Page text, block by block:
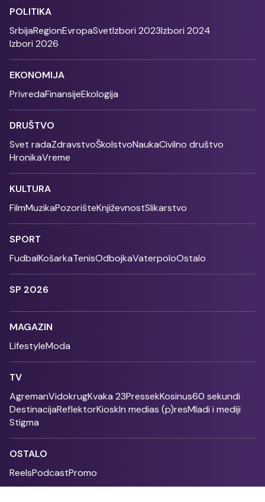
POLITIKA
SrbijaRegionEvropaSvetIzbori 2023Izbori 2024
Izbori 2026
EKONOMIJA
PrivredaFinansijeEkologija
DRUŠTVO
Svet radaZdravstvoŠkolstvoNaukaCivilno društvo
HronikaVreme
KULTURA
FilmMuzikaPozorišteKnjiževnostSlikarstvo
SPORT
FudbalKošarkaTenisOdbojkaVaterpoloOstalo
SP 2026
MAGAZIN
LifestyleModa
TV
AgremanVidokrugKvaka 23PressekKosinus60 sekundi
DestinacijaReflektorKioskIn medias (p)resMladi i mediji
Stigma
OSTALO
ReelsPodcastPromo